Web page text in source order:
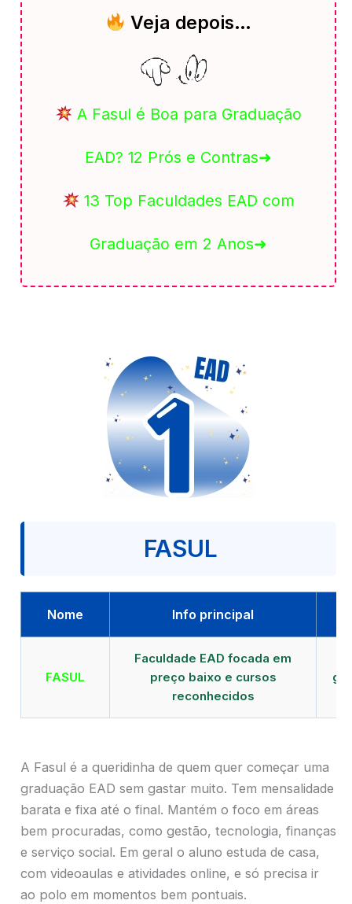
Veja depois…
A Fasul é Boa para Graduação
EAD? 12 Prós e Contras➜
13 Top Faculdades EAD com
Graduação em 2 Anos➜
FASUL
Nome Info principal
FASUL
Faculdade EAD focada em
preço baixo e cursos
reconhecidos
A Fasul é a queridinha de quem quer começar uma
graduação EAD sem gastar muito. Tem mensalidade
barata e fixa até o final. Mantém o foco em áreas
bem procuradas, como gestão, tecnologia, finanças
e serviço social. Em geral o aluno estuda de casa,
com videoaulas e atividades online, e só precisa ir
ao polo em momentos bem pontuais.